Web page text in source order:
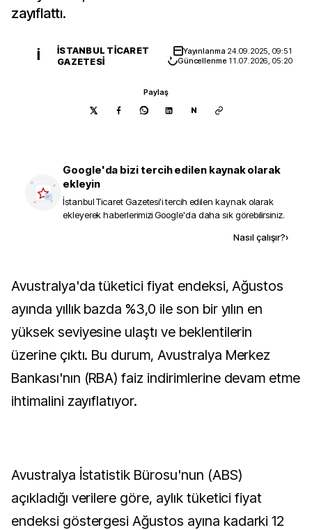
zayıflattı.
İ
İSTANBUL TICARET
GAZETESI
Yayınlanma 24.09.2025, 09:51
Güncellenme 11.07.2026, 05:20
Paylaş
N
Google'da bizi tercih edilen kaynak olarak
ekleyin
İstanbul Ticaret Gazetesi'i tercih edilen kaynak olarak
ekleyerek haberlerimizi Google'da daha sık görebilirsiniz.
Nasıl çalışır?›
Avustralya'da tüketici fiyat endeksi, Ağustos
ayında yıllık bazda %3,0 ile son bir yılın en
yüksek seviyesine ulaştı ve beklentilerin
üzerine çıktı. Bu durum, Avustralya Merkez
Bankası'nın (RBA) faiz indirimlerine devam etme
ihtimalini zayıflatıyor.
Avustralya İstatistik Bürosu'nun (ABS)
açıkladığı verilere göre, aylık tüketici fiyat
endeksi göstergesi Ağustos ayına kadarki 12